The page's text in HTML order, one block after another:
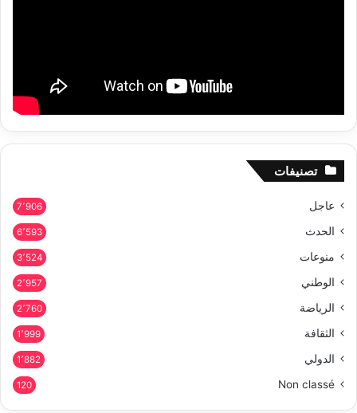
تصنيفات
عاجل 7٬906
الحدث 6٬593
منوعات 3٬524
الوطني 2٬957
الرياضة 2٬760
الثقافة 1٬999
الدولي 1٬882
Non classé
120